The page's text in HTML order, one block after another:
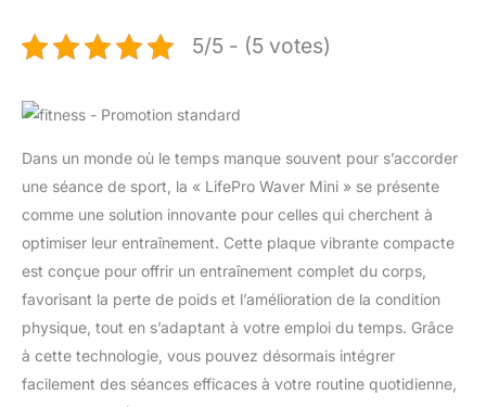
5/5 - (5 votes)
Dans un monde où le temps manque souvent pour s’accorder
une séance de sport, la « LifePro Waver Mini » se présente
comme une solution innovante pour celles qui cherchent à
optimiser leur entraînement. Cette plaque vibrante compacte
est conçue pour offrir un entraînement complet du corps,
favorisant la perte de poids et l’amélioration de la condition
physique, tout en s’adaptant à votre emploi du temps. Grâce
à cette technologie, vous pouvez désormais intégrer
facilement des séances efficaces à votre routine quotidienne,